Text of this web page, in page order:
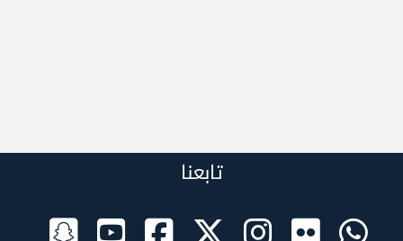
تابعنا